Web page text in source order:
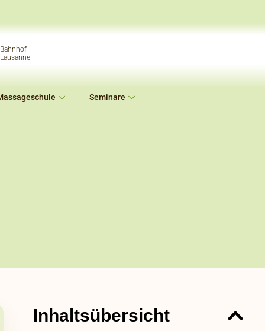
Bahnhof
Lausanne
Seminare
Inhaltsübersicht